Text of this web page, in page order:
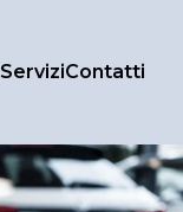
ServiziContatti